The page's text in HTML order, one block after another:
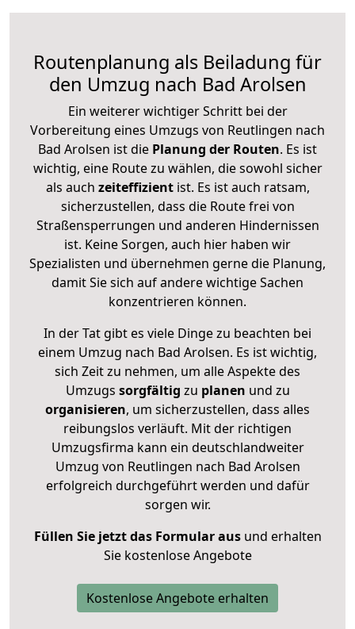
Routenplanung als Beiladung für
den Umzug nach Bad Arolsen
Ein weiterer wichtiger Schritt bei der
Vorbereitung eines Umzugs von Reutlingen nach
Bad Arolsen ist die Planung der Routen. Es ist
wichtig, eine Route zu wählen, die sowohl sicher
als auch zeiteffizientist. Es ist auch ratsam,
sicherzustellen, dass die Route frei von
Straßensperrungen und anderen Hindernissen
ist. Keine Sorgen, auch hier haben wir
Spezialisten und übernehmen gerne die Planung,
damit Sie sich auf andere wichtige Sachen
konzentrieren können.
In der Tat gibt es viele Dinge zu beachten bei
einem Umzug nach Bad Arolsen. Es ist wichtig,
sich Zeit zu nehmen, um alle Aspekte des
Umzugs sorgfältig zu planen und zu
organisieren, um sicherzustellen, dass alles
reibungslos verläuft. Mit der richtigen
Umzugsfirma kann ein deutschlandweiter
Umzug von Reutlingen nach Bad Arolsen
erfolgreich durchgeführt werden und dafür
sorgen wir.
Füllen Sie jetzt das Formular ausund erhalten
Sie kostenlose Angebote
Kostenlose Angebote erhalten